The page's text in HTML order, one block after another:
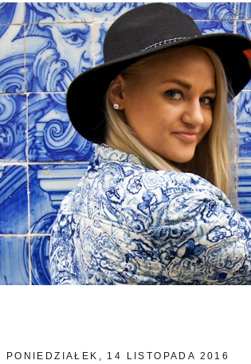
PONIEDZIAŁEK, 14 LISTOPADA 2016